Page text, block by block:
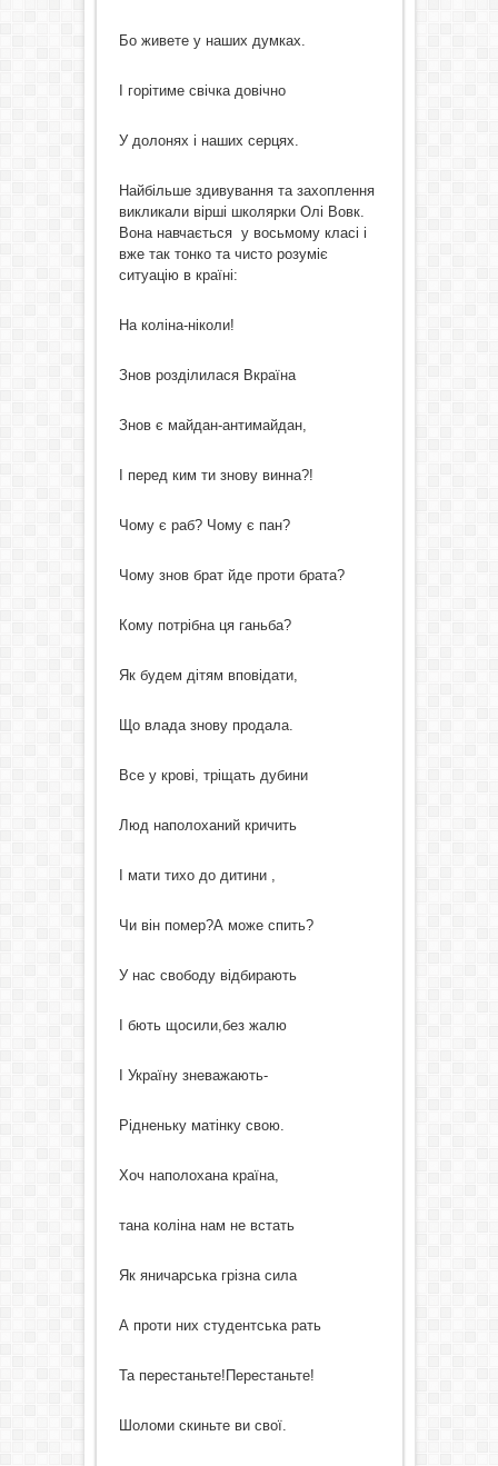
Бо живете у наших думках.
І горітиме свічка довічно
У долонях і наших серцях.
Найбільше здивування та захоплення
викликали вірші школярки Олі Вовк.
Вона навчається у восьмому класі і
вже так тонко та чисто розуміє
ситуацію в країні:
На коліна-ніколи!
Знов розділилася Вкраїна
Знов є майдан-антимайдан,
І перед ким ти знову винна?!
Чому є раб? Чому є пан?
Чому знов брат йде проти брата?
Кому потрібна ця ганьба?
Як будем дітям вповідати,
Що влада знову продала.
Все у крові, тріщать дубини
Люд наполоханий кричить
І мати тихо до дитини ,
Чи він помер?А може спить?
У нас свободу відбирають
І бють щосили,без жалю
І Україну зневажають-
Рідненьку матінку свою.
Хоч наполохана країна,
тана коліна нам не встать
Як яничарська грізна сила
А проти них студентська рать
Та перестаньте!Перестаньте!
Шоломи скиньте ви свої.